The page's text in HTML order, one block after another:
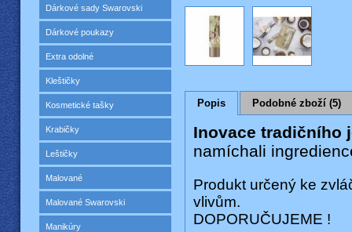
Dárkové sady Swarovski
Dárkové poukazy
Extra odolné
Kleštičky
Kosmetické tašky
Krabičky
Leštičky
Malované
Malované Swarovski
Manikúry
Popis Podobné zboží (5)
Inovace tradičního
namíchali
Produkt určený ke
vlivům.
DOPORUČUJEME !